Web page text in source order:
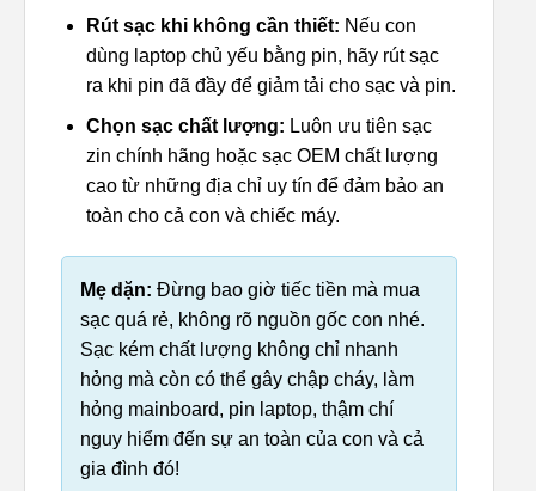
Rút sạc khi không cần thiết: Nếu con
dùng laptop chủ yếu bằng pin, hãy rút sạc
ra khi pin đã đầy để giảm tải cho sạc và pin.
Chọn sạc chất lượng: Luôn ưu tiên sạc
zin chính hãng hoặc sạc OEM chất lượng
cao từ những địa chỉ uy tín để đảm bảo an
toàn cho cả con và chiếc máy.
Mẹ dặn: Đừng bao giờ tiếc tiền mà mua
sạc quá rẻ, không rõ nguồn gốc con nhé.
Sạc kém chất lượng không chỉ nhanh
hỏng mà còn có thể gây chập cháy, làm
hỏng mainboard, pin laptop, thậm chí
nguy hiểm đến sự an toàn của con và cả
gia đình đó!